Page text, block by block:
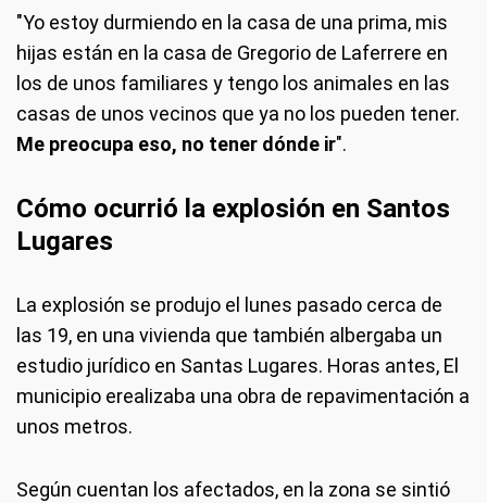
"Yo estoy durmiendo en la casa de una prima, mis
hijas están en la casa de Gregorio de Laferrere en
los de unos familiares y tengo los animales en las
casas de unos vecinos que ya no los pueden tener.
Me preocupa eso, no tener dónde ir".
Cómo ocurrió la explosión en Santos
Lugares
La explosión se produjo el lunes pasado cerca de
las 19, en una vivienda que también albergaba un
estudio jurídico en Santas Lugares. Horas antes, El
municipio erealizaba una obra de repavimentación a
unos metros.
Según cuentan los afectados, en la zona se sintió